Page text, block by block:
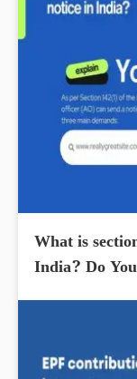
What is
India? Do